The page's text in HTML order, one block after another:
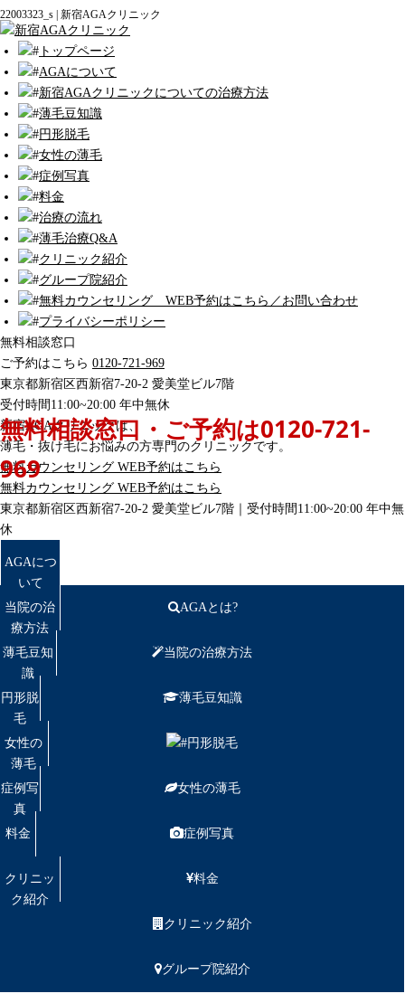
22003323_s | 新宿AGAクリニック
トップページ
AGAについて
新宿AGAクリニックについての治療方法
薄毛豆知識
円形脱毛
女性の薄毛
症例写真
料金
治療の流れ
薄毛治療Q&A
クリニック紹介
グループ院紹介
無料カウンセリング WEB予約はこちら／お問い合わせ
プライバシーポリシー
無料相談窓口
ご予約はこちら 0120-721-969
東京都新宿区西新宿7-20-2 愛美堂ビル7階
受付時間11:00~20:00 年中無休
無料相談窓口・ご予約は0120-721-
969
新宿AGAクリニックは、
薄毛・抜け毛にお悩みの方専門のクリニックです。
無料カウンセリング WEB予約はこちら
無料カウンセリング WEB予約はこちら
東京都新宿区西新宿7-20-2 愛美堂ビル7階｜ 受付時間11:00~20:00 年中無
休
AGAにつ
いて
当院の治
療方法
薄毛豆知
識
円形脱
毛
女性の
薄毛
症例写
真
料金
クリニッ
ク紹介
AGAとは?
当院の治療方法
薄毛豆知識
円形脱毛
女性の薄毛
症例写真
料金
クリニック紹介
グループ院紹介